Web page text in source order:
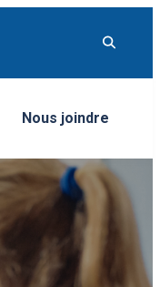
Nous joindre